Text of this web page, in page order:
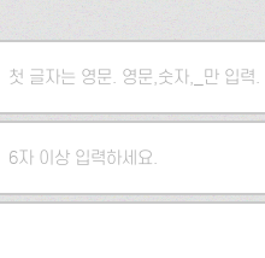
첫 글자는 영문. 영문,숫자,_만 입력.
5자 이상 입력하세요.
6자 이상 입력하세요.